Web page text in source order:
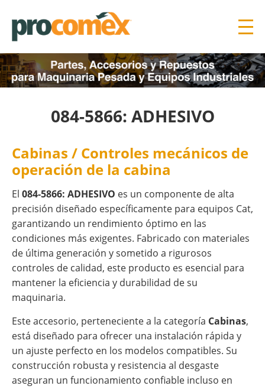
084-5866: ADHESIVO
Cabinas / Controles mecánicos de
operación de la cabina
El 084-5866: ADHESIVO es un componente de alta
precisión diseñado específicamente para equipos Cat,
garantizando un rendimiento óptimo en las
condiciones más exigentes. Fabricado con materiales
de última generación y sometido a rigurosos
controles de calidad, este producto es esencial para
mantener la eficiencia y durabilidad de su
maquinaria.
Este accesorio, perteneciente a la categoría Cabinas,
está diseñado para ofrecer una instalación rápida y
un ajuste perfecto en los modelos compatibles. Su
construcción robusta y resistencia al desgaste
aseguran un funcionamiento confiable incluso en